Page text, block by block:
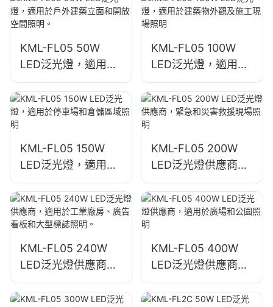
KML-FL05 50W
LED泛光燈，適用於
戶外建築立面和開放
空間照明。
KML-FL05 100W
LED泛光燈，適用於
建築物外觀及施工現
場照明
KML-FL05 150W
LED泛光燈，適用於
停車場和倉儲區域照
明
KML-FL05 200W
LED泛光燈供應商，
緊急和災害救援現場
照明
KML-FL05 240W
LED泛光燈供應商，
適用於工業廠房、廣
告看板和大型標誌照
KML-FL05 400W
LED泛光燈供應商，
適用於廣場和公園照
明